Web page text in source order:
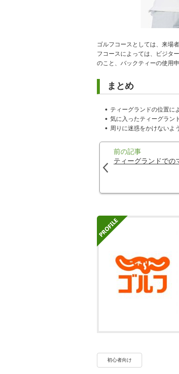
ゴルフコースとしては、来場
フコースによっては、ビジタ
のこと、バックティーの使用
まとめ
ティーグランドの位置に
気に入ったティーグラン
周りに迷惑をかけないよ
前の記事
ティーグランドでの
初心者向け